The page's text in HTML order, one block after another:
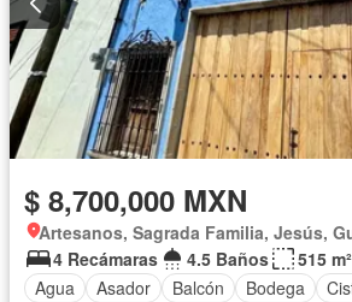
$ 8,700,000 MXN
Artesanos, Sagrada Familia, Jesús,
4 Recámaras
4.5 Baños
515 m²
Agua
Asador Balcón Bodega